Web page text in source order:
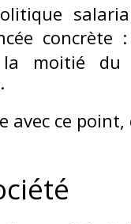
concrète
la moitié
avec ce